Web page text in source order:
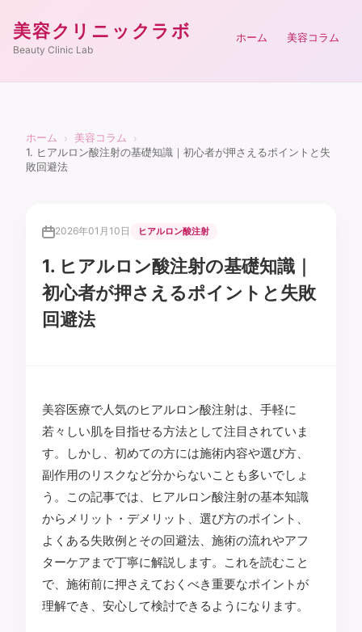
美容クリニックラボ
Beauty Clinic Lab
ホーム 美容コラム
ホーム › 美容コラム
›
1. ヒアルロン酸注射の基礎知識｜初心者が押さえるポイントと失
敗回避法
2026年01月10日 ヒアルロン酸注射
1. ヒアルロン酸注射の基礎知識｜
初心者が押さえるポイントと失敗
回避法
美容医療で人気のヒアルロン酸注射は、手軽に
若々しい肌を目指せる方法として注目されていま
す。しかし、初めての方には施術内容や選び方、
副作用のリスクなど分からないことも多いでしょ
う。この記事では、ヒアルロン酸注射の基本知識
からメリット・デメリット、選び方のポイント、
よくある失敗例とその回避法、施術の流れやアフ
ターケアまで丁寧に解説します。これを読むこと
で、施術前に押さえておくべき重要なポイントが
理解でき、安心して検討できるようになります。